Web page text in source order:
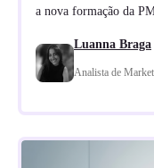
a nova formação da
Luanna Braga
Analista de